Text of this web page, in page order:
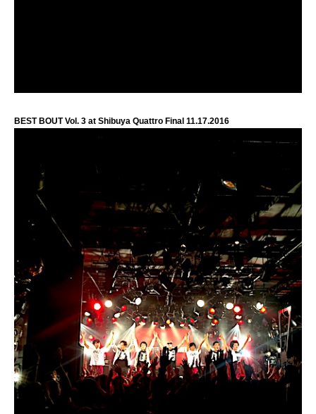
BEST BOUT Vol. 3 at Shibuya Quattro Final 11.17.2016